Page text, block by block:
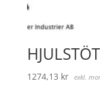
1274,13 kr exkl.